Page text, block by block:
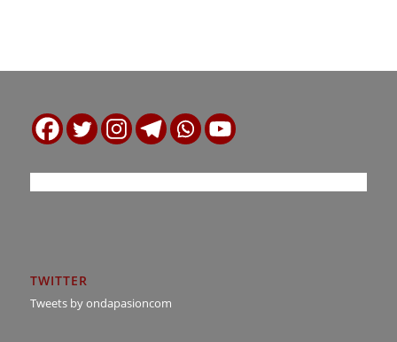
TWITTER
Tweets by ondapasioncom